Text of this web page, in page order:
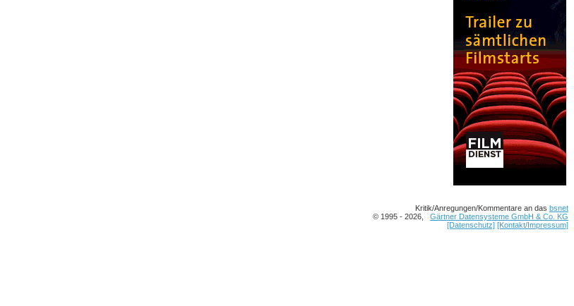
Kritik/Anregungen/Kommentare an das bsnet
© 1995 - 2026, Gärtner Datensysteme GmbH & Co. KG
[Datenschutz] [Kontakt/Impressum]